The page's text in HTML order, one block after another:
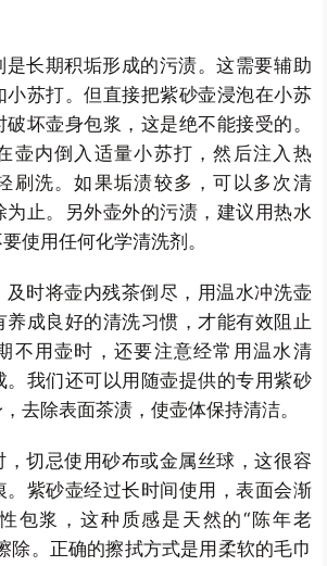
是长期积垢形成的污渍。这需要辅助
小苏打。但直接把紫砂壶浸泡在小苏
坏壶身包浆，这是绝不能接受的。
壶内倒入适量小苏打，然后注入热
刷洗。如果垢渍较多，可以多次清
为止。另外壶外的污渍，建议用热水
使用任何化学清洗剂。
及时将壶内残茶倒尽，用温水冲洗壶
养成良好的清洗习惯，才能有效阻止
不用壶时，还要注意经常用温水清
。我们还可以用随壶提供的专用紫砂
去除表面茶渍，使壶体保持清洁。
，切忌使用砂布或金属丝球，这很容
。紫砂壶经过长时间使用，表面会渐
包浆，这种质感是天然的“陈年老
除。正确的擦拭方式是用柔软的毛巾